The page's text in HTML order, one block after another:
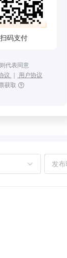
扫码支付
代表同意
议 ｜ 用户协议
获取